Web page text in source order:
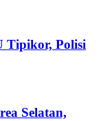
Tipikor, Polisi
Selatan,